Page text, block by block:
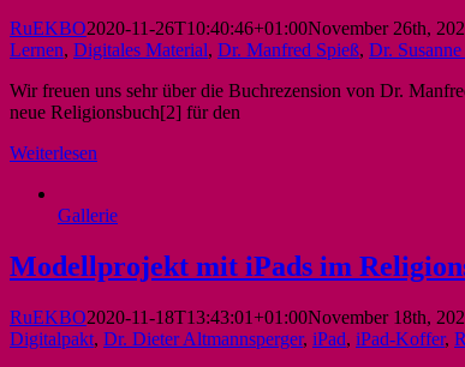
RuEKBO2020-11-26T10:40:46+01:00November 26th,
Lernen, Digitales Material, Dr. Manfred Spieß, Dr.
Wir freuen uns sehr über die Buchrezension von Dr.
neue Religionsbuch[2] für den
Weiterlesen
Gallerie
Modellprojekt mit iPads im
RuEKBO2020-11-18T13:43:01+01:00November 18th,
Digitalpakt, Dr. Dieter Altmannsperger, iPad, iPad-Koffer,